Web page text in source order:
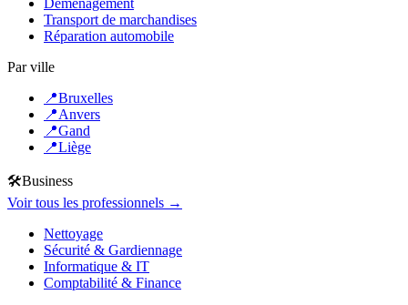
Déménagement
Transport de marchandises
Réparation automobile
Par ville
📍Bruxelles
📍Anvers
📍Gand
📍Liège
🛠️Business
Voir tous les professionnels →
Nettoyage
Sécurité & Gardiennage
Informatique & IT
Comptabilité & Finance